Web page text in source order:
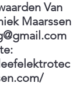
Van
Maarssen